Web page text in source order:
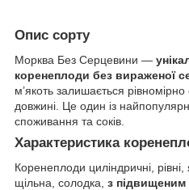
Опис сорту
Морква Без Серцевини —
коренеплоди без вираженої
м’якоть залишається
довжині. Це один із
споживання та соків.
Характеристика
Коренеплоди циліндричні,
щільна, солодка, з підвищеним